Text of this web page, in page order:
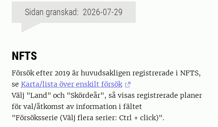
Sidan granskad: 2026-07-29
NFTS
Försök efter 2019 är huvudsakligen registrerade i NFTS,
se Karta/lista över enskilt försök
Välj "Land" och "Skördeår", så visas registrerade planer
för val/åtkomst av information i fältet
"Försöksserie (Välj flera serier: Ctrl + click)".